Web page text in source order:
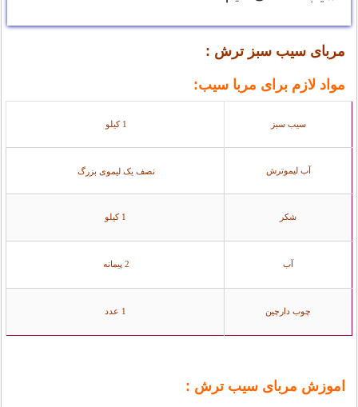
مربای سیب سبز ترش :
مواد لازم برای مربا سیب:
سیب سبز 1 کیلو
آب لیموترش نصف یک لیموی بزرگ
شکر 1 کیلو
آب 2 پیمانه
چوب دارچین 1 عدد
اموزش مربای سیب ترش :